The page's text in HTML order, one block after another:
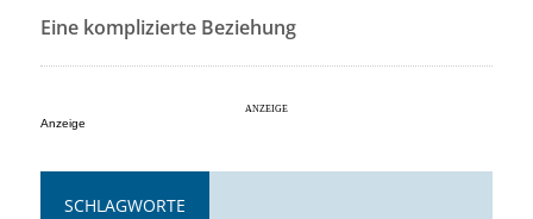
Eine komplizierte Beziehung
Anzeige
SCHLAGWORTE